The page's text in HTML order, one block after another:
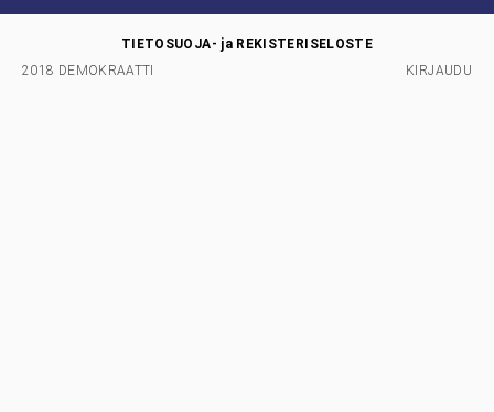
2018 DEMOKRAATTI
TIETOSUOJA- ja REKISTERISELOSTE
KIRJAUDU